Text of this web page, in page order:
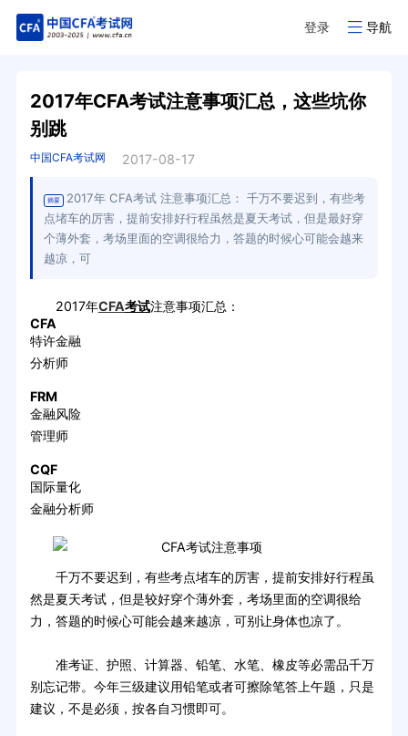
登录 导航
2017年CFA考试注意事项汇总，这些坑你
别跳
中国CFA考试网 2017-08-17
摘要
2017年 CFA考试 注意事项汇总： 千万不要迟到，有些考
点堵车的厉害，提前安排好行程虽然是夏天考试，但是最好穿
个薄外套，考场里面的空调很给力，答题的时候心可能会越来
越凉，可
2017年CFA考试注意事项汇总：
CFA
特许金融
分析师
FRM
金融风险
管理师
CQF
国际量化
金融分析师
千万不要迟到，有些考点堵车的厉害，提前安排好行程虽
然是夏天考试，但是较好穿个薄外套，考场里面的空调很给
力，答题的时候心可能会越来越凉，可别让身体也凉了。
准考证、护照、计算器、铅笔、水笔、橡皮等必需品千万
别忘记带。今年三级建议用铅笔或者可擦除笔答上午题，只是
建议，不是必须，按各自习惯即可。